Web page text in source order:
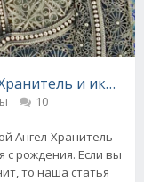
и икона-
10
Ангел-Хранитель
с рождения. Если вы
то наша статья